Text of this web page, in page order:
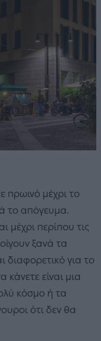
πρωινό μέχρι το
το απόγευμα.
μέχρι περίπου τις
ξανά τα
διαφορετικό για το
κάνετε είναι μια
κόσμο ή τα
ότι δεν θα